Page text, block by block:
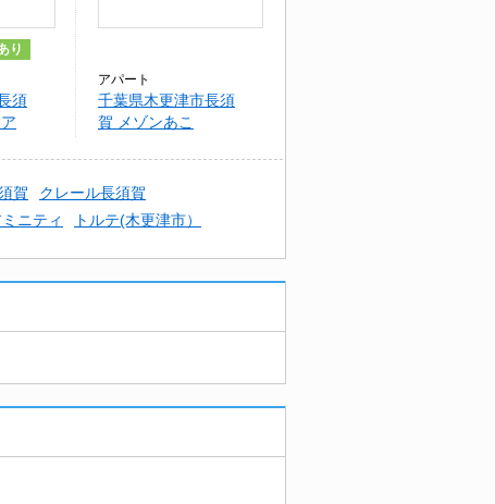
り
須
アパート
千葉県木更津市長須
賀 メゾンあこ
賀
クレール長須賀
ニティ トルテ(木更津市）